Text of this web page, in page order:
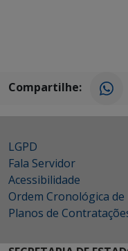
Compartilhe:
LGPD
Fala Servidor
Acessibilidade
Ordem Cronológica
Planos de